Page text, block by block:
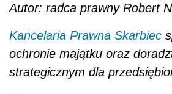
Autor: radca prawny Robert
Kancelaria Prawna Skarbiec
ochronie majątku oraz
strategicznym dla